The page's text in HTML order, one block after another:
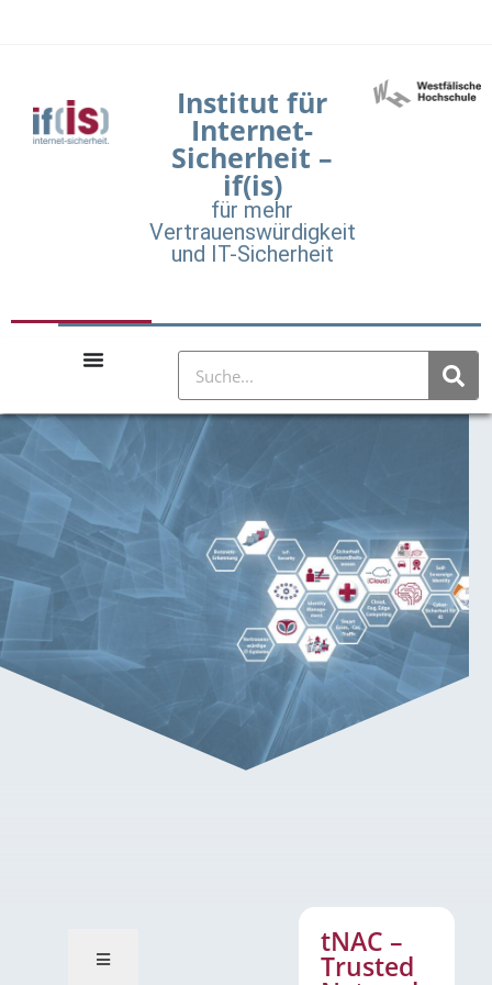
Institut für
Internet-
Sicherheit –
if(is)
für mehr
Vertrauenswürdigkeit
und IT-Sicherheit
tNAC –
Trusted